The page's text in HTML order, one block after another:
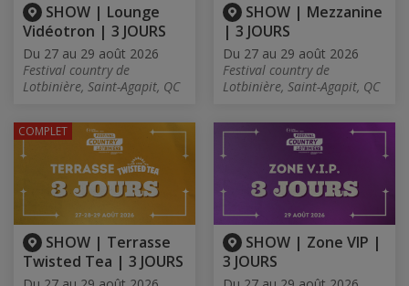
SHOW | Lounge
Vidéotron | 3 JOURS
Du 27 au 29 août 2026
Festival country de
Lotbinière, Saint-Agapit, QC
SHOW | Mezzanine
| 3 JOURS
Du 27 au 29 août 2026
Festival country de
Lotbinière, Saint-Agapit, QC
SHOW | Terrasse
Twisted Tea | 3 JOURS
COMPLET
SHOW | Zone VIP |
3 JOURS